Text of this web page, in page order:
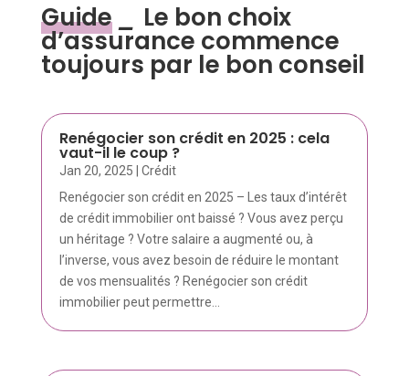
Guide _ Le bon choix
d’assurance commence
toujours par le bon conseil
Renégocier son crédit en 2025 : cela
vaut-il le coup ?
Jan 20, 2025
Crédit
Renégocier son crédit en 2025 – Les taux d’intérêt
de crédit immobilier ont baissé ? Vous avez perçu
un héritage ? Votre salaire a augmenté ou, à
l’inverse, vous avez besoin de réduire le montant
de vos mensualités ? Renégocier son crédit
immobilier peut permettre...